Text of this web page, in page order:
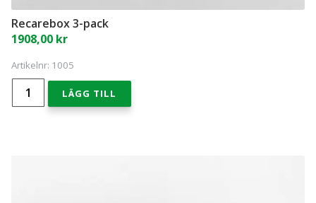
Recarebox 3-pack
1908,00 kr
Artikelnr: 1005
Recarebox
pack
LÄGG TILL